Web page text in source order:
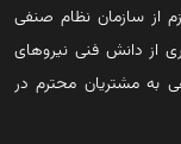
از سازمان نظام صنفی
از دانش فنی نیروهای
مشتریان محترم در